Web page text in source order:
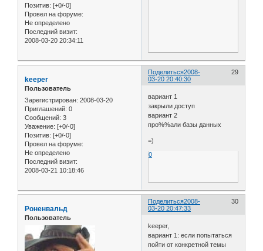
Позитив: [+0/-0]
Провел на форуме:
Не определено
Последний визит:
2008-03-20 20:34:11
Поделиться 29
2008-
03-20 20:40:30
keeper
Пользователь
Зарегистрирован: 2008-03-20
Приглашений: 0
Сообщений: 3
Уважение: [+0/-0]
Позитив: [+0/-0]
Провел на форуме:
Не определено
Последний визит:
2008-03-21 10:18:46
вариант 1
закрыли доступ
вариант 2
про%%али базы данных
=)
0
Поделиться 30
2008-
03-20 20:47:33
Роненвальд
Пользователь
keeper,
вариант 1: если попытаться
пойти от конкретной темы